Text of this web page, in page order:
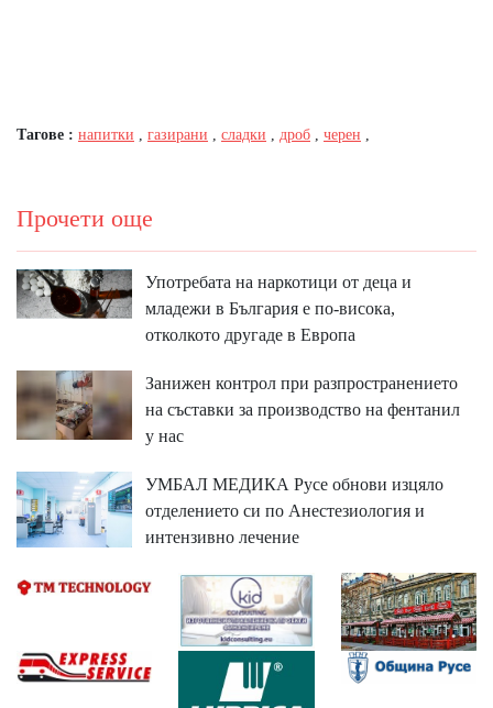
Тагове : напитки , газирани , сладки , дроб , черен ,
Прочети още
Употребата на наркотици от деца и
младежи в България е по-висока,
отколкото другаде в Европа
Занижен контрол при разпространението
на съставки за производство на фентанил
у нас
УМБАЛ МЕДИКА Русе обнови изцяло
отделението си по Анестезиология и
интензивно лечение